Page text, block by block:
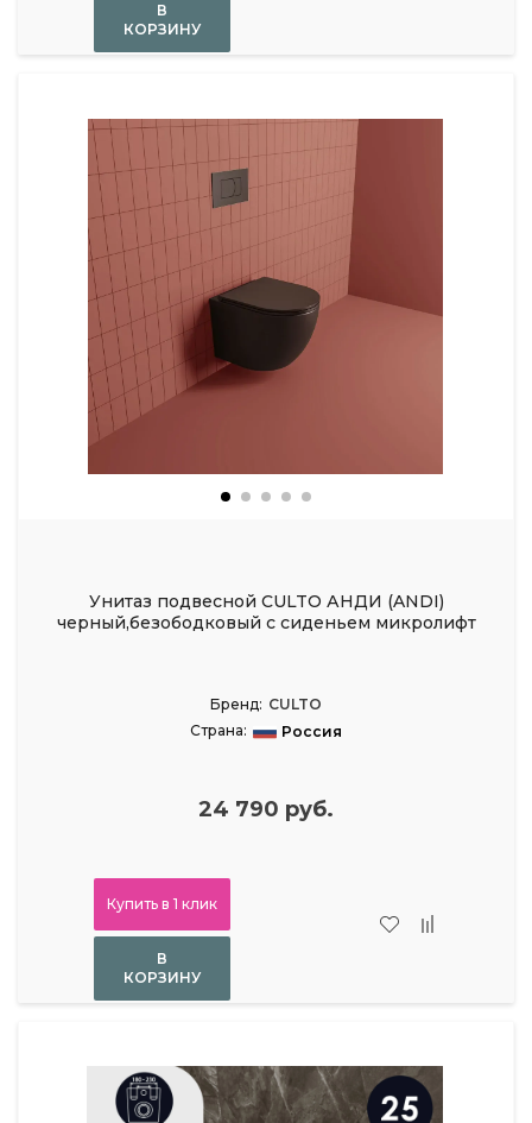
В
КОРЗИНУ
Унитаз подвесной CULTO АНДИ (ANDI)
черный,безободковый с сиденьем микролифт
Бренд: CULTO
Страна:
Россия
24 790 руб.
Купить в 1 клик
В
КОРЗИНУ